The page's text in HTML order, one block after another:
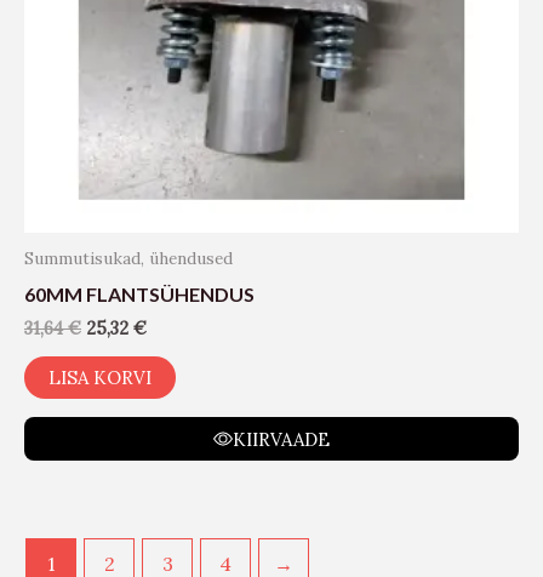
Summutisukad, ühendused
60MM FLANTSÜHENDUS
31,64€ 25,32 €
LISA KORVI
KIIRVAADE
1 2 3 4 →